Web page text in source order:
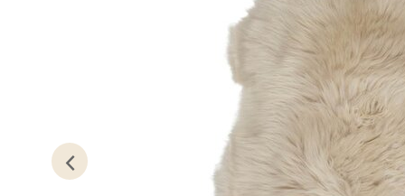
Åpent i
0 i
Gamle